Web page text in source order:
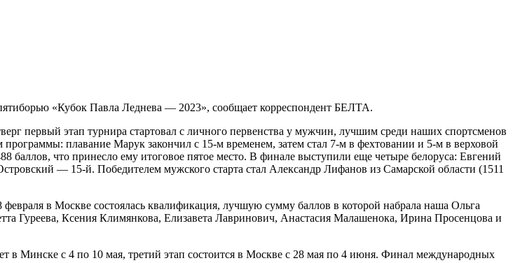
«Кубок Павла Леднева — 2023», сообщает корреспондент БЕЛТА.
первый этап турнира стартовал с личного первенства у мужчин, лучшим среди наших спортсменов
плавание Марук закончил с 15-м временем, затем стал 7-м в фехтовании и 5-м в верховой
баллов, что принесло ему итоговое пятое место. В финале выступили еще четыре белоруса: Евгений
— 15-й. Победителем мужского старта стал Александр Лифанов из Самарской области (1511
в Москве состоялась квалификация, лучшую сумму баллов в которой набрала наша Ольга
Гуреева, Ксения Климянкова, Елизавета Лавринович, Анастасия Малашенока, Ирина Просенцова и
в Минске с 4 по 10 мая, третий этап состоится в Москве с 28 мая по 4 июня. Финал международных